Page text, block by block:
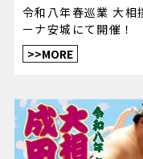
令和八年春巡業 大相
ーナ安城にて開催！
>>MORE